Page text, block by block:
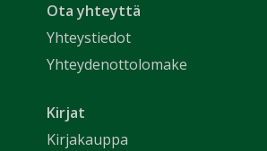
Ota yhteyttä
Yhteystiedot
Yhteydenottolomake
Kirjat
Kirjakauppa